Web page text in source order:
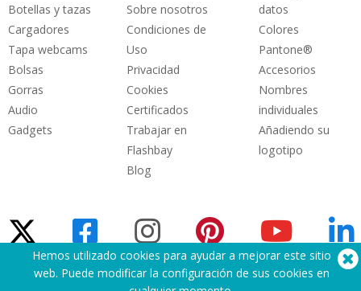
Botellas y tazas
Cargadores
Tapa webcams
Bolsas
Gorras
Audio
Gadgets
Sobre nosotros
Condiciones de
Uso
Privacidad
Cookies
Certificados
Trabajar en
Flashbay
Blog
datos
Colores
Pantone®
Accesorios
Nombres
individuales
Añadiendo su
logotipo
¿Necesita ayuda? Tlf:
Hemos utilizado cookies para ayudar a mejorar este sitio
web. Puede modificar la configuración de sus cookies en